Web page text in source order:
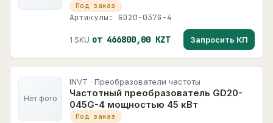
Под заказ
Артикулы: GD20-037G-4
1 SKU от 466800,00 KZT Запросить КП
Нет фото
INVT · Преобразователи частоты
Частотный преобразователь GD20-
045G-4 мощностью 45 кВт
Под заказ